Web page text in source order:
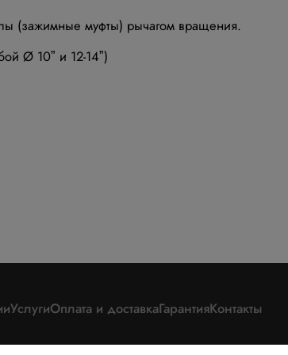
(зажимные муфты) рычагом вращения.
Ø 10ˮ и 12-14ˮ)
УслугиОплата и доставкаГарантияКонтакты